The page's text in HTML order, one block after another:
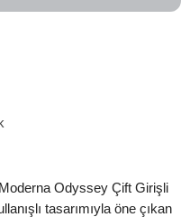
Odyssey Çift Girişli
tasarımıyla öne çıkan